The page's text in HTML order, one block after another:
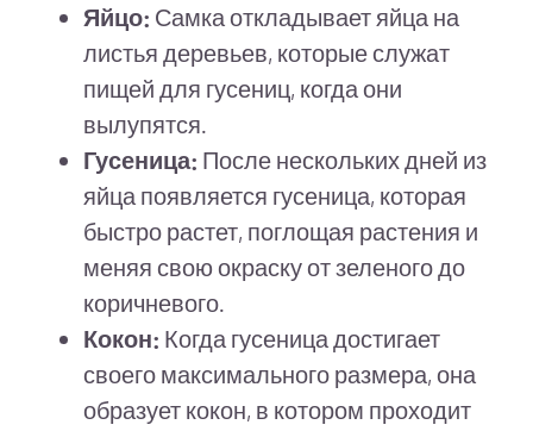
Яйцо: Самка откладывает яйца на
листья деревьев, которые служат
пищей для гусениц, когда они
вылупятся.
Гусеница: После нескольких дней из
яйца появляется гусеница, которая
быстро растет, поглощая растения и
меняя свою окраску от зеленого до
коричневого.
Кокон: Когда гусеница достигает
своего максимального размера, она
образует кокон, в котором проходит